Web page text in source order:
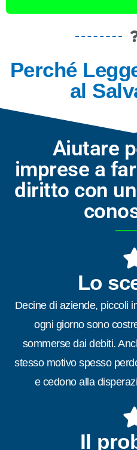
Perché
al
Aiutare
imprese a
diritto con
Lo
Decine di aziende, piccoli
ogni giorno sono
sommerse dai debiti.
stesso motivo spesso
e cedono alla
Il